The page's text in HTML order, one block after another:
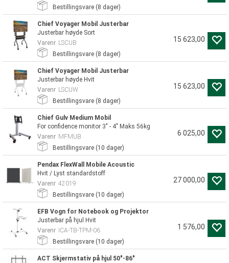
Bestillingsvare (8 dager)
Chief Voyager Mobil Justerbar
Justerbar høyde Sort
Varenr LSCUB
Bestillingsvare (8 dager)
15 623,00
Chief Voyager Mobil Justerbar
Justerbar høyde Hvit
Varenr LSCUW
Bestillingsvare (8 dager)
15 623,00
Chief Gulv Medium Mobil
For confidence monitor 3" - 4" Maks 56kg
Varenr MFMUB
Bestillingsvare (10 dager)
6 025,00
Pendax FlexWall Mobile Acoustic
Hvit / Lyst standardstoff
Varenr 42019
Bestillingsvare (10 dager)
27 000,00
EFB Vogn for Notebook og Projektor
Justerbar på hjul Hvit
Varenr
ICA-TB-TPM-06
Bestillingsvare (10 dager)
1 576,00
ACT Skjermstativ på hjul 50"-86"